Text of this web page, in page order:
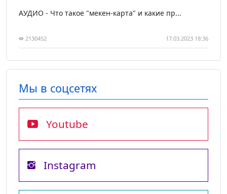
АУДИО - Что такое "мекен-карта" и какие пр...
2130452 17.03.2023 18:36
Мы в соцсетях
Youtube
Instagram